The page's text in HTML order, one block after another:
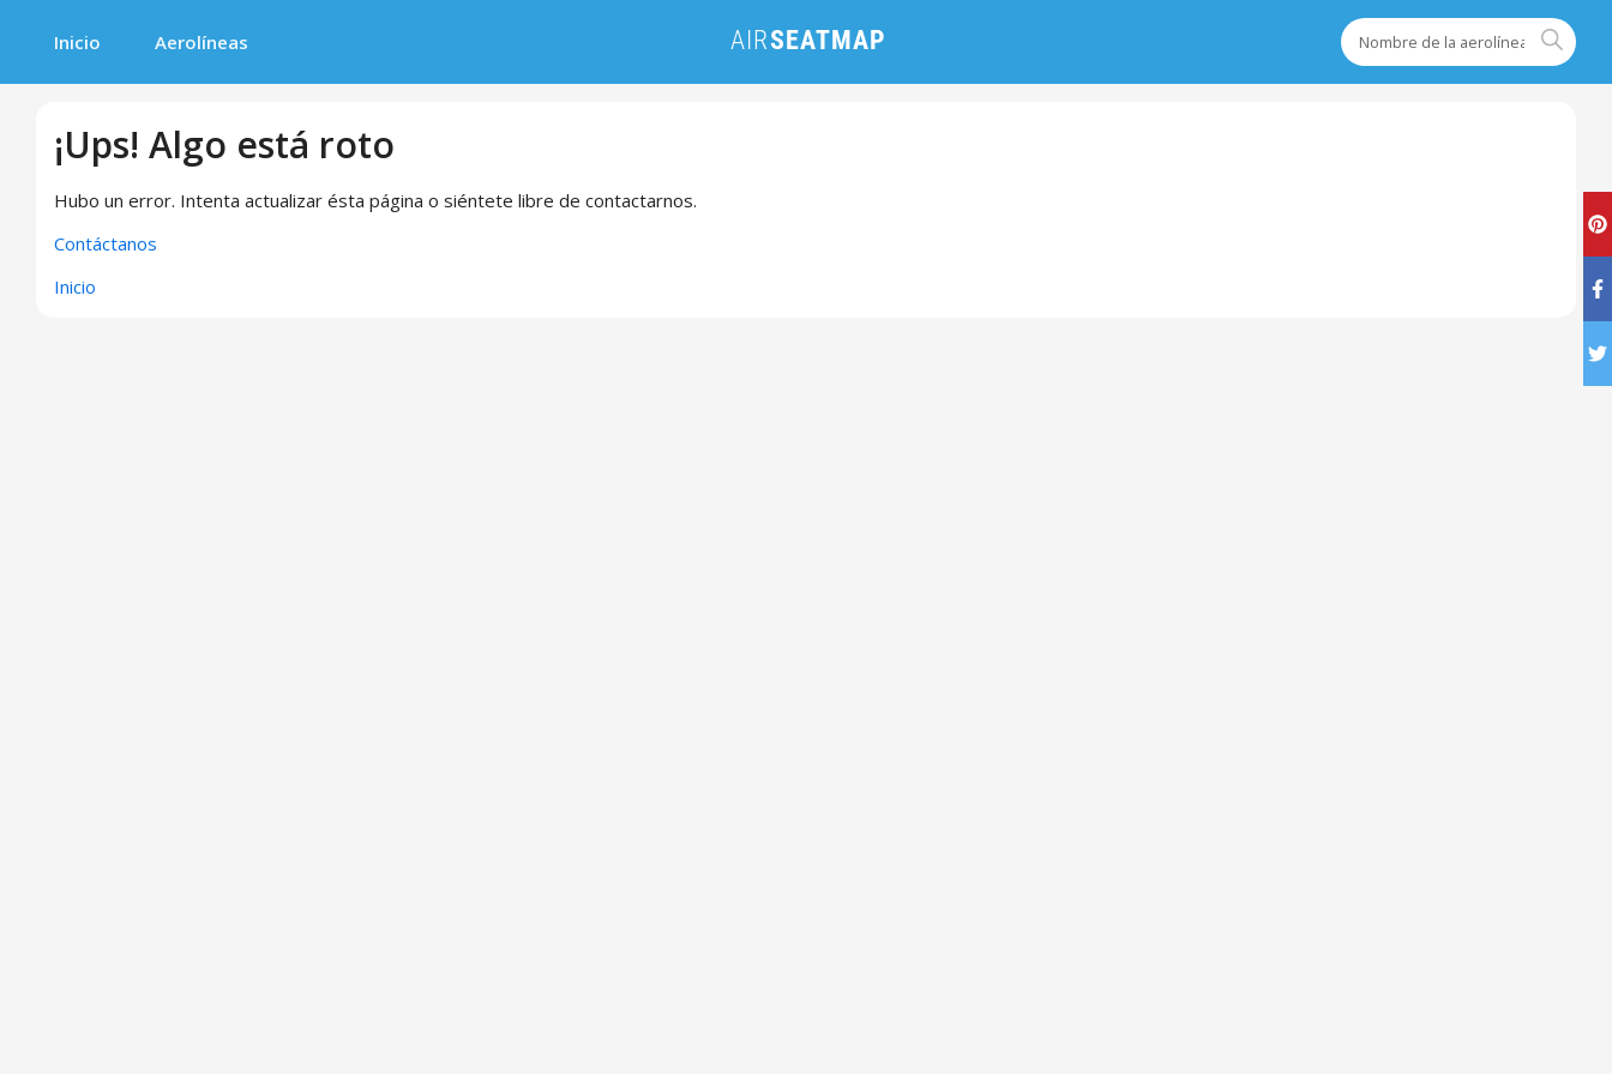
Inicio Aerolíneas
¡Ups! Algo está roto
Hubo un error. Intenta actualizar ésta página o siéntete libre de contactarnos.
Contáctanos
Inicio